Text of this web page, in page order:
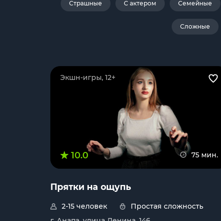
Страшные С актером Семейные
Сложные
Экшн-игры, 12+
10.0 75 мин.
Прятки на ощупь
2-15 человек
Простая сложность